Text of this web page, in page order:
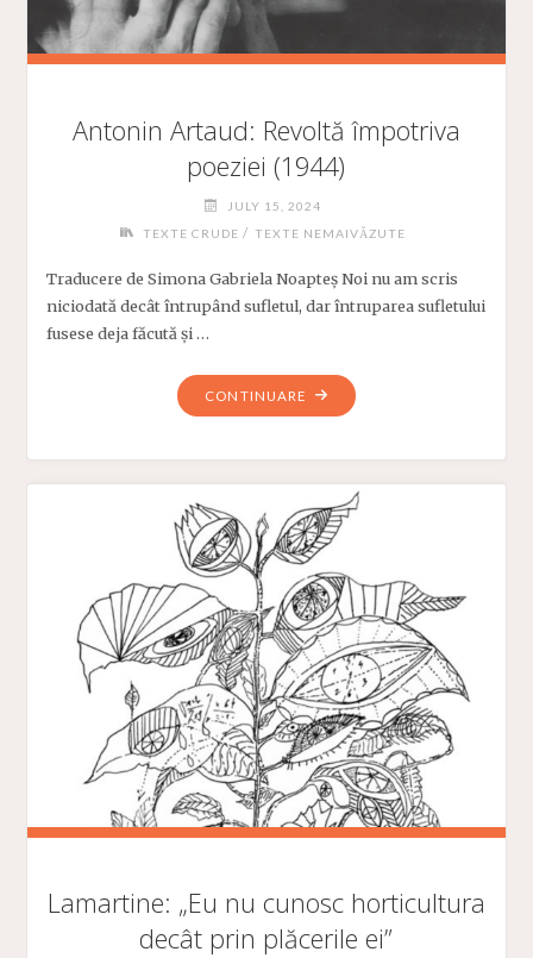
Antonin Artaud: Revoltă împotriva
poeziei (1944)
JULY 15, 2024
TEXTE CRUDE / TEXTE NEMAIVĂZUTE
Traducere de Simona Gabriela Noapteș Noi nu am scris
niciodată decât întrupând sufletul, dar întruparea sufletului
fusese deja făcută și …
CONTINUARE
"ANTONIN
POEZIEI
(1944)"
Lamartine: „Eu nu cunosc horticultura
decât prin plăcerile ei”